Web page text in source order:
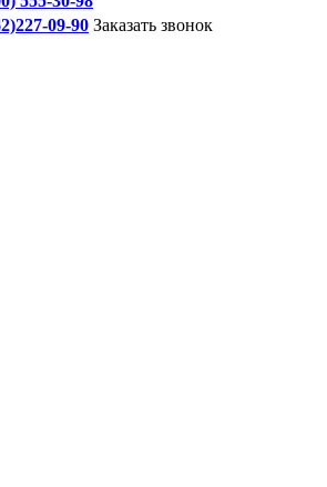
09-90 Заказать звонок